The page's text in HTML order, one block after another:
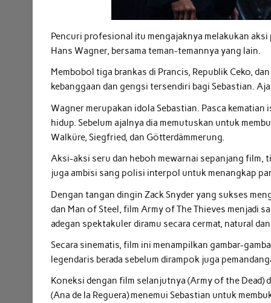
Pencuri profesional itu mengajaknya melakukan
Hans Wagner, bersama teman-temannya yang lain.
Membobol tiga brankas di Prancis, Republik Ceko,
kebanggaan dan gengsi tersendiri bagi Sebastian.
Wagner merupakan idola Sebastian. Pasca
hidup. Sebelum ajalnya dia memutuskan untuk
Walküre, Siegfried, dan Götterdämmerung.
Aksi-aksi seru dan heboh mewarnai sepanjang film,
juga ambisi sang polisi interpol untuk menangkap
Dengan tangan dingin Zack Snyder yang sukses
dan Man of Steel, film Army of The Thieves menjadi
adegan spektakuler diramu secara cermat, natural
Secara sinematis, film ini menampilkan gambar-
legendaris berada sebelum dirampok juga
Koneksi dengan film selanjutnya (Army of the Dead)
(Ana de la Reguera) menemui Sebastian untuk